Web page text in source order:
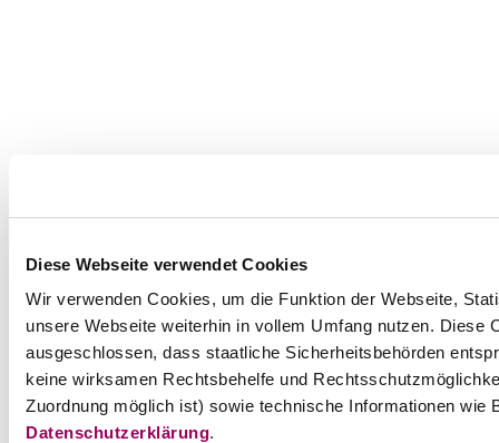
Diese Webseite verwendet Cookies
Wir verwenden Cookies, um die Funktion der Webseite,
unsere Webseite weiterhin in vollem Umfang nutzen.
ausgeschlossen, dass staatliche Sicherheitsbehörden
keine wirksamen Rechtsbehelfe und
Zuordnung möglich ist) sowie technische Informationen
Datenschutzerklärung.